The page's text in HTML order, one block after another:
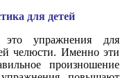
для детей
это упражнения для
челюсти. Именно эти
произношение